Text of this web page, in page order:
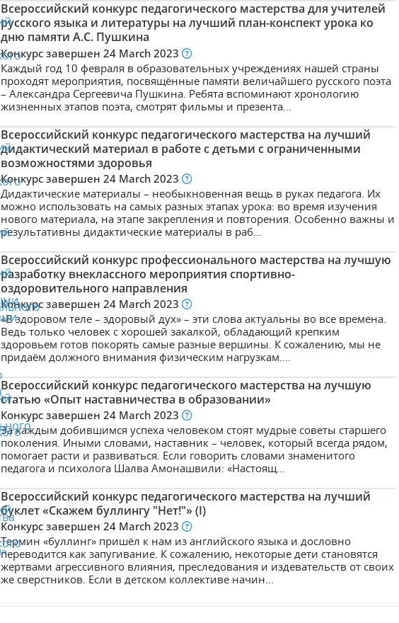
Всероссийский конкурс педагогического мастерства для учителей
русского языка и литературы на лучший план-конспект урока ко
дню памяти А.С. Пушкина
Конкурс завершен 24 March 2023
Каждый год 10 февраля в образовательных учреждениях нашей страны
проходят мероприятия, посвящённые памяти величайшего русского поэта
– Александра Сергеевича Пушкина. Ребята вспоминают хронологию
жизненных этапов поэта, смотрят фильмы и презента...
Всероссийский конкурс педагогического мастерства на лучший
дидактический материал в работе с детьми с ограниченными
возможностями здоровья
Конкурс завершен 24 March 2023
Дидактические материалы – необыкновенная вещь в руках педагога. Их
можно использовать на самых разных этапах урока: во время изучения
нового материала, на этапе закрепления и повторения. Особенно важны и
результативны дидактические материалы в раб...
Всероссийский конкурс профессионального мастерства на лучшую
разработку внеклассного мероприятия спортивно-
оздоровительного направления
Конкурс завершен 24 March 2023
«В здоровом теле – здоровый дух» – эти слова актуальны во все времена.
Ведь только человек с хорошей закалкой, обладающий крепким
здоровьем готов покорять самые разные вершины. К сожалению, мы не
придаём должного внимания физическим нагрузкам....
Всероссийский конкурс педагогического мастерства на лучшую
статью «Опыт наставничества в образовании»
Конкурс завершен 24 March 2023
За каждым добившимся успеха человеком стоят мудрые советы старшего
поколения. Иными словами, наставник – человек, который всегда рядом,
помогает расти и развиваться. Если говорить словами знаменитого
педагога и психолога Шалва Амонашвили: «Настоящ...
Всероссийский конкурс педагогического мастерства на лучший
буклет «Скажем буллингу "Нет!"» (I)
Конкурс завершен 24 March 2023
Термин «буллинг» пришёл к нам из английского языка и дословно
переводится как запугивание. К сожалению, некоторые дети становятся
жертвами агрессивного влияния, преследования и издевательств от своих
же сверстников. Если в детском коллективе начин...